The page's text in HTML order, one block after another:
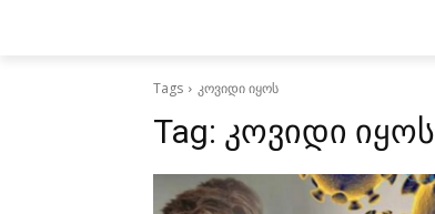
Tags კოვიდი იყოს
Tag: კოვიდი იყოს